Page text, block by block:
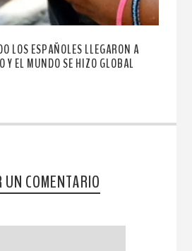
LOS ESPAÑOLES LLEGARON A
Y EL MUNDO SE HIZO GLOBAL
UN COMENTARIO